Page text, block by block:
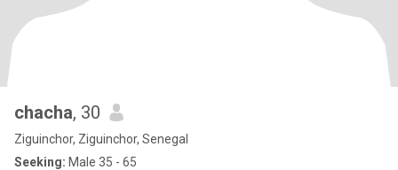
chacha, 30
Ziguinchor, Ziguinchor, Senegal
Seeking: Male 35 - 65